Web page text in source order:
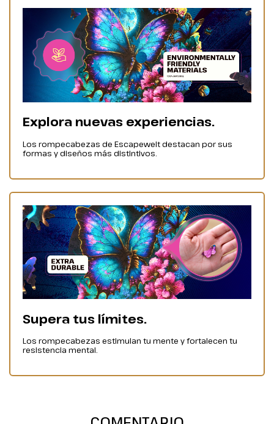
Explora nuevas experiencias.
Los rompecabezas de Escapewelt destacan por sus
formas y diseños más distintivos.
Supera tus límites.
Los rompecabezas estimulan tu mente y fortalecen tu
resistencia mental.